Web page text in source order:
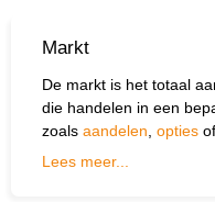
Markt
De markt is het totaal
die handelen in een
zoals aandelen opties of
Lees meer...